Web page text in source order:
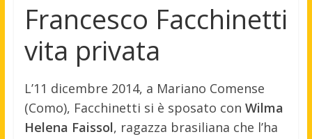
Francesco Facchinetti
vita privata
L’11 dicembre 2014, a Mariano Comense
(Como), Facchinetti si è sposato con Wilma
Helena Faissol, ragazza brasiliana che l’ha